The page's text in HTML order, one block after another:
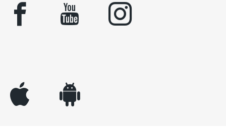
facebook youtube instagram
appleinc android